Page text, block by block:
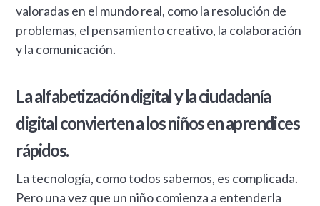
valoradas en el mundo real, como la resolución de
problemas, el pensamiento creativo, la colaboración
y la comunicación.
La alfabetización digital y la ciudadanía
digital convierten a los niños en aprendices
rápidos.
La tecnología, como todos sabemos, es complicada.
Pero una vez que un niño comienza a entenderla